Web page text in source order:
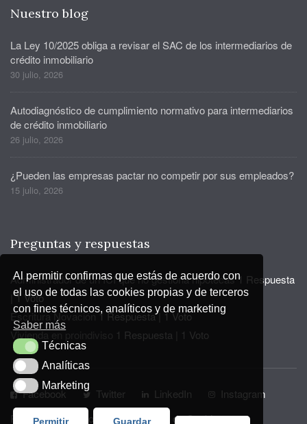
Al permitir confirmas que estás de acuerdo con
el uso de todas las cookies propias y de terceros
con fines técnicos, analíticos y de marketing
Saber más
TécnicasTécnicas
AnalíticasAnalíticas
MarketingMarketing
Permitir Guardar
Nuestro blog
La Ley 10/2025 obliga a revisar el SAC de los intermediarios de
crédito inmobiliario
30 julio, 2026
Autodiagnóstico de cumplimiento normativo para intermediarios
de crédito inmobiliario
26 julio, 2026
¿Pueden las empresas pactar no competir por sus empleados?
15 julio, 2026
Preguntas y respuestas
Administrador de un ICI que no gestiona hipotecas 1 Respuesta
|1 Voto
Escritura Novación1 Respuesta| 1 Voto
Vivienda en proindiviso
1 Respuesta 1 Voto
Facebook Twitter LinkedIn
Instagram
Privacidad y Aviso Legal
Política de Cookies